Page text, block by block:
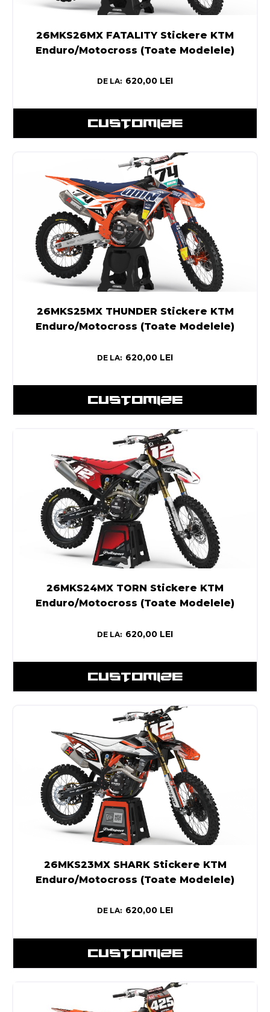
26MKS26MX FATALITY Stickere KTM
Enduro/Motocross (Toate Modelele)
DE LA: 620,00 LEI
CUSTOMIZE
26MKS25MX THUNDER Stickere KTM
Enduro/Motocross (Toate Modelele)
DE LA: 620,00 LEI
CUSTOMIZE
26MKS24MX TORN Stickere KTM
Enduro/Motocross (Toate Modelele)
DE LA: 620,00 LEI
CUSTOMIZE
26MKS23MX SHARK Stickere KTM
Enduro/Motocross (Toate Modelele)
DE LA: 620,00 LEI
CUSTOMIZE